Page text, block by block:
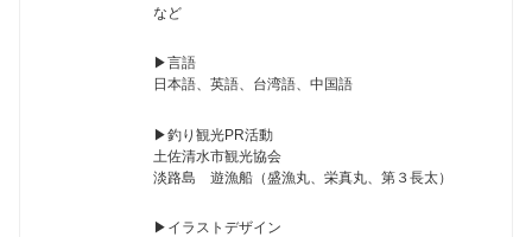
など
▶︎言語
日本語、英語、台湾語、中国語
▶︎釣り観光PR活動
土佐清水市観光協会
淡路島 遊漁船（盛漁丸、栄真丸、第３長太）
▶︎イラストデザイン